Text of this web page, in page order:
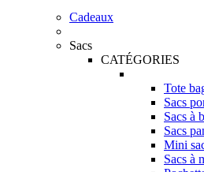
Cadeaux
Sacs
CATÉGORIES
Tote
Sacs
Sacs à
Sacs
Mini
Sacs à